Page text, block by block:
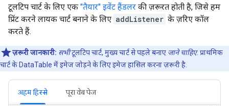
टूलटिप चार्ट के लिए एक "तैयार" इवेंट हैंडलर की ज़रूरत होती है, जिसे हम
प्रिंट करने लायक चार्ट बनाने के लिए addListener के ज़रिए कॉल
करते हैं.
ज़रूरी जानकारी: सभीटूलटिप चार्ट, मुख्य चार्ट से पहले बनाए जाने चाहिए. प्राथमिक
चार्ट के DataTable में इमेज जोड़ने के लिए इमेज हासिल करना ज़रूरी है.
अहम हिस्से पूरा वेब पेज